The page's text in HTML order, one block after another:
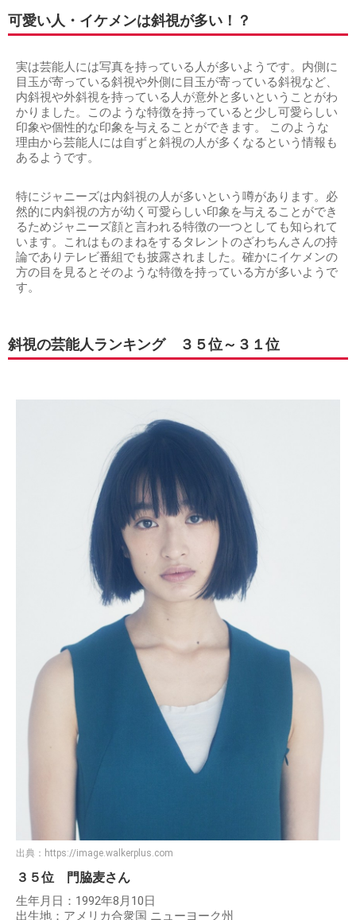
可愛い人・イケメンは斜視が多い！？
実は芸能人には写真を持っている人が多いようです。内側に
目玉が寄っている斜視や外側に目玉が寄っている斜視など、
内斜視や外斜視を持っている人が意外と多いということがわ
かりました。このような特徴を持っていると少し可愛らしい
印象や個性的な印象を与えることができます。 このような
理由から芸能人には自ずと斜視の人が多くなるという情報も
あるようです。
特にジャニーズは内斜視の人が多いという噂があります。必
然的に内斜視の方が幼く可愛らしい印象を与えることができ
るためジャニーズ顔と言われる特徴の一つとしても知られて
います。これはものまねをするタレントのざわちんさんの持
論でありテレビ番組でも披露されました。確かにイケメンの
方の目を見るとそのような特徴を持っている方が多いようで
す。
斜視の芸能人ランキング ３５位～３１位
出典： https://image.walkerplus.com
３５位 門脇麦さん
生年月日：1992年8月10日
出生地：アメリカ合衆国 ニューヨーク州